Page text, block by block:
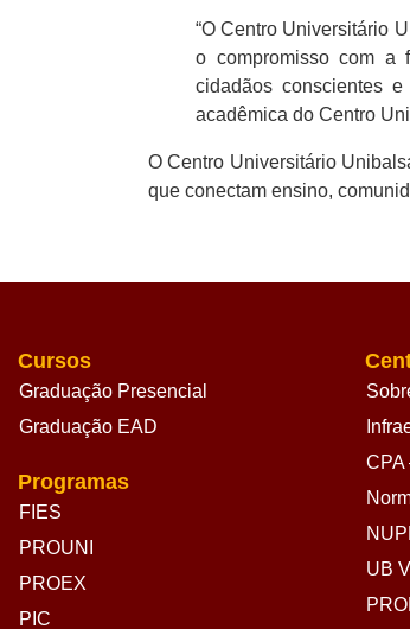
“O Centro Universitário
o compromisso com a
cidadãos conscientes
acadêmica do Centro
O Centro Universitário
que conectam ensino,
Cursos
Graduação Presencial
Graduação EAD
Programas
FIES
PROUNI
PROEX
PIC
CPA
UB